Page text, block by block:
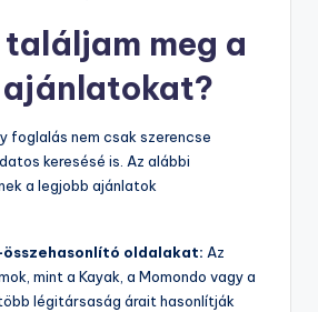
találjam meg a
foglalás nem csak szerencse
keresésé is. Az alábbi
a legjobb ajánlatok
összehasonlító oldalakat: Az
mint a Kayak, a Momondo vagy a
légitársaság árait hasonlítják